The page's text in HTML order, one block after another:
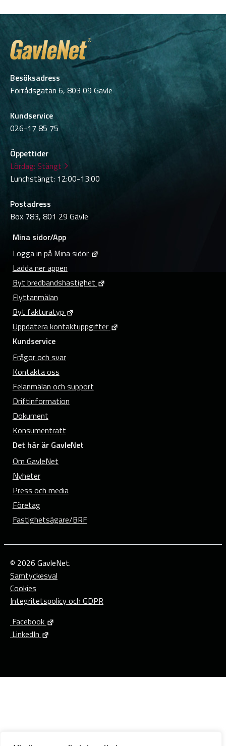
Besöksadress
Förrådsgatan 6, 803 09 Gävle
Kundservice
026-17 85 75
Öppettider
Lördag: Stängt
Lunchstängt: 12:00-13:00
Postadress
Box 783, 801 29 Gävle
Mina sidor/App
Logga in på Mina sidor
Ladda ner appen
Byt bredbandshastighet
Flyttanmälan
Byt fakturatyp
Uppdatera kontaktuppgifter
Kundservice
Frågor och svar
Kontakta oss
Felanmälan och support
Driftinformation
Dokument
Konsumenträtt
Det här är GavleNet
Om GavleNet
Nyheter
Press och media
Företag
Fastighetsägare/BRF
© 2026 GavleNet.
Samtyckesval
Cookies
Integritetspolicy och GDPR
Facebook
LinkedIn